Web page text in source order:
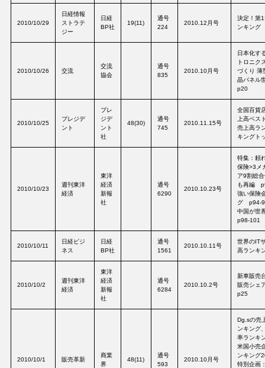
2010/10/29
日経情報
ストラテ
ジー
日経
BP社
19(11)
通号
224
2010.12月号
決定！第
ンキン
2010/10/26 交流
交流
協会
通号
835
2010.10月号
日本化す
トロニク
づくり 薄
晶パネル
p20
2010/10/25
プレジデ
ント
プレ
ジデ
ント
社
48(30)
通号
745
2010.11.15号
全国百貨
上高ベス
売上高ラ
キングト
2010/10/23
週刊東洋
経済
東洋
経済
新報
社
通号
6290
2010.10.23号
特集：頼
保険>3メ
ア9割総
も再編
強い保険
グ p94-
中国が世
p98-101
2010/10/11
日経ビジ
ネス
日経
BP社
通号
1561
2010.10.11号
世界のIT
高ランキ
2010/10/2
週刊東洋
経済
東洋
経済
新報
社
通号
6284
2010.10.2号
新車販売
販売シ
p25
2010/10/1 販売革新
商業
界
48(11)
通号
593
2010.10月号
Dg.sの売
ンキング
率ランキ
米国小売
ンキン
特別企画